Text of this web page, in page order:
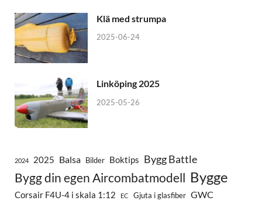
Klä med strumpa
2025-06-24
Linköping 2025
2025-05-26
2024 2025 Balsa Bilder Boktips Bygg Battle
Bygg din egen Aircombatmodell Bygge
Corsair F4U-4 i skala 1:12 EC Gjuta i glasfiber GWC